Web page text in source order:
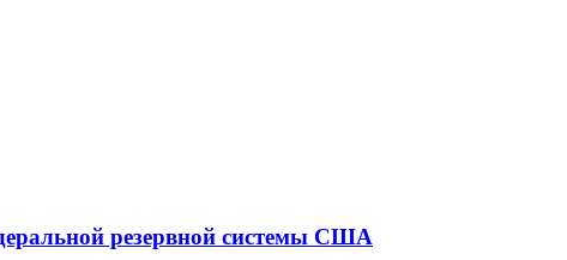
резервной системы США